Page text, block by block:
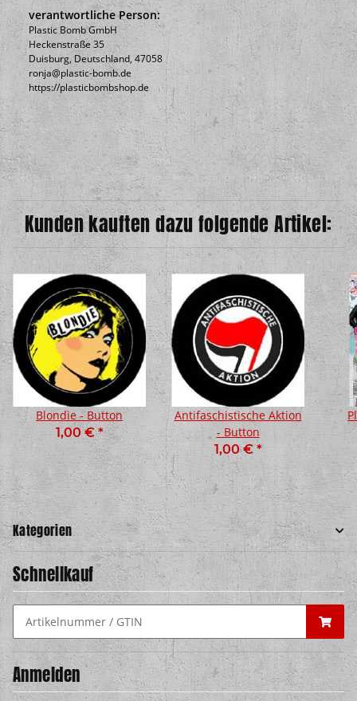
verantwortliche Person:
Plastic Bomb GmbH
Heckenstraße 35
Duisburg, Deutschland, 47058
ronja@plastic-bomb.de
https://plasticbombshop.de
Kunden kauften dazu folgende Artikel:
Blondie - Button
1,00 € *
Antifaschistische Aktion
- Button
1,00 €*
Kategorien
Schnellkauf
Anmelden